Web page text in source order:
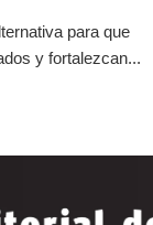
para que
y fortalezcan...